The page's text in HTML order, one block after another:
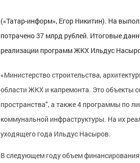
(«Татар-информ», Егор Никитин). На
потрачено 37 млрд рублей. Итоговые
реализации программ ЖКХ Ильдус
«Министерство строительства,
области ЖКХ и капремонта. Это объекты
пространства", а также 4 программы по
коммунальной инфраструктуры. На их
уходящего года Ильдус Насыров.
В следующем году объем